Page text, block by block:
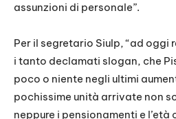
assunzioni di personale”.
Per il segretario Siulp, “ad
i tanto declamati slogan, che
poco o niente negli ultimi
pochissime unità arrivate non
neppure i pensionamenti e